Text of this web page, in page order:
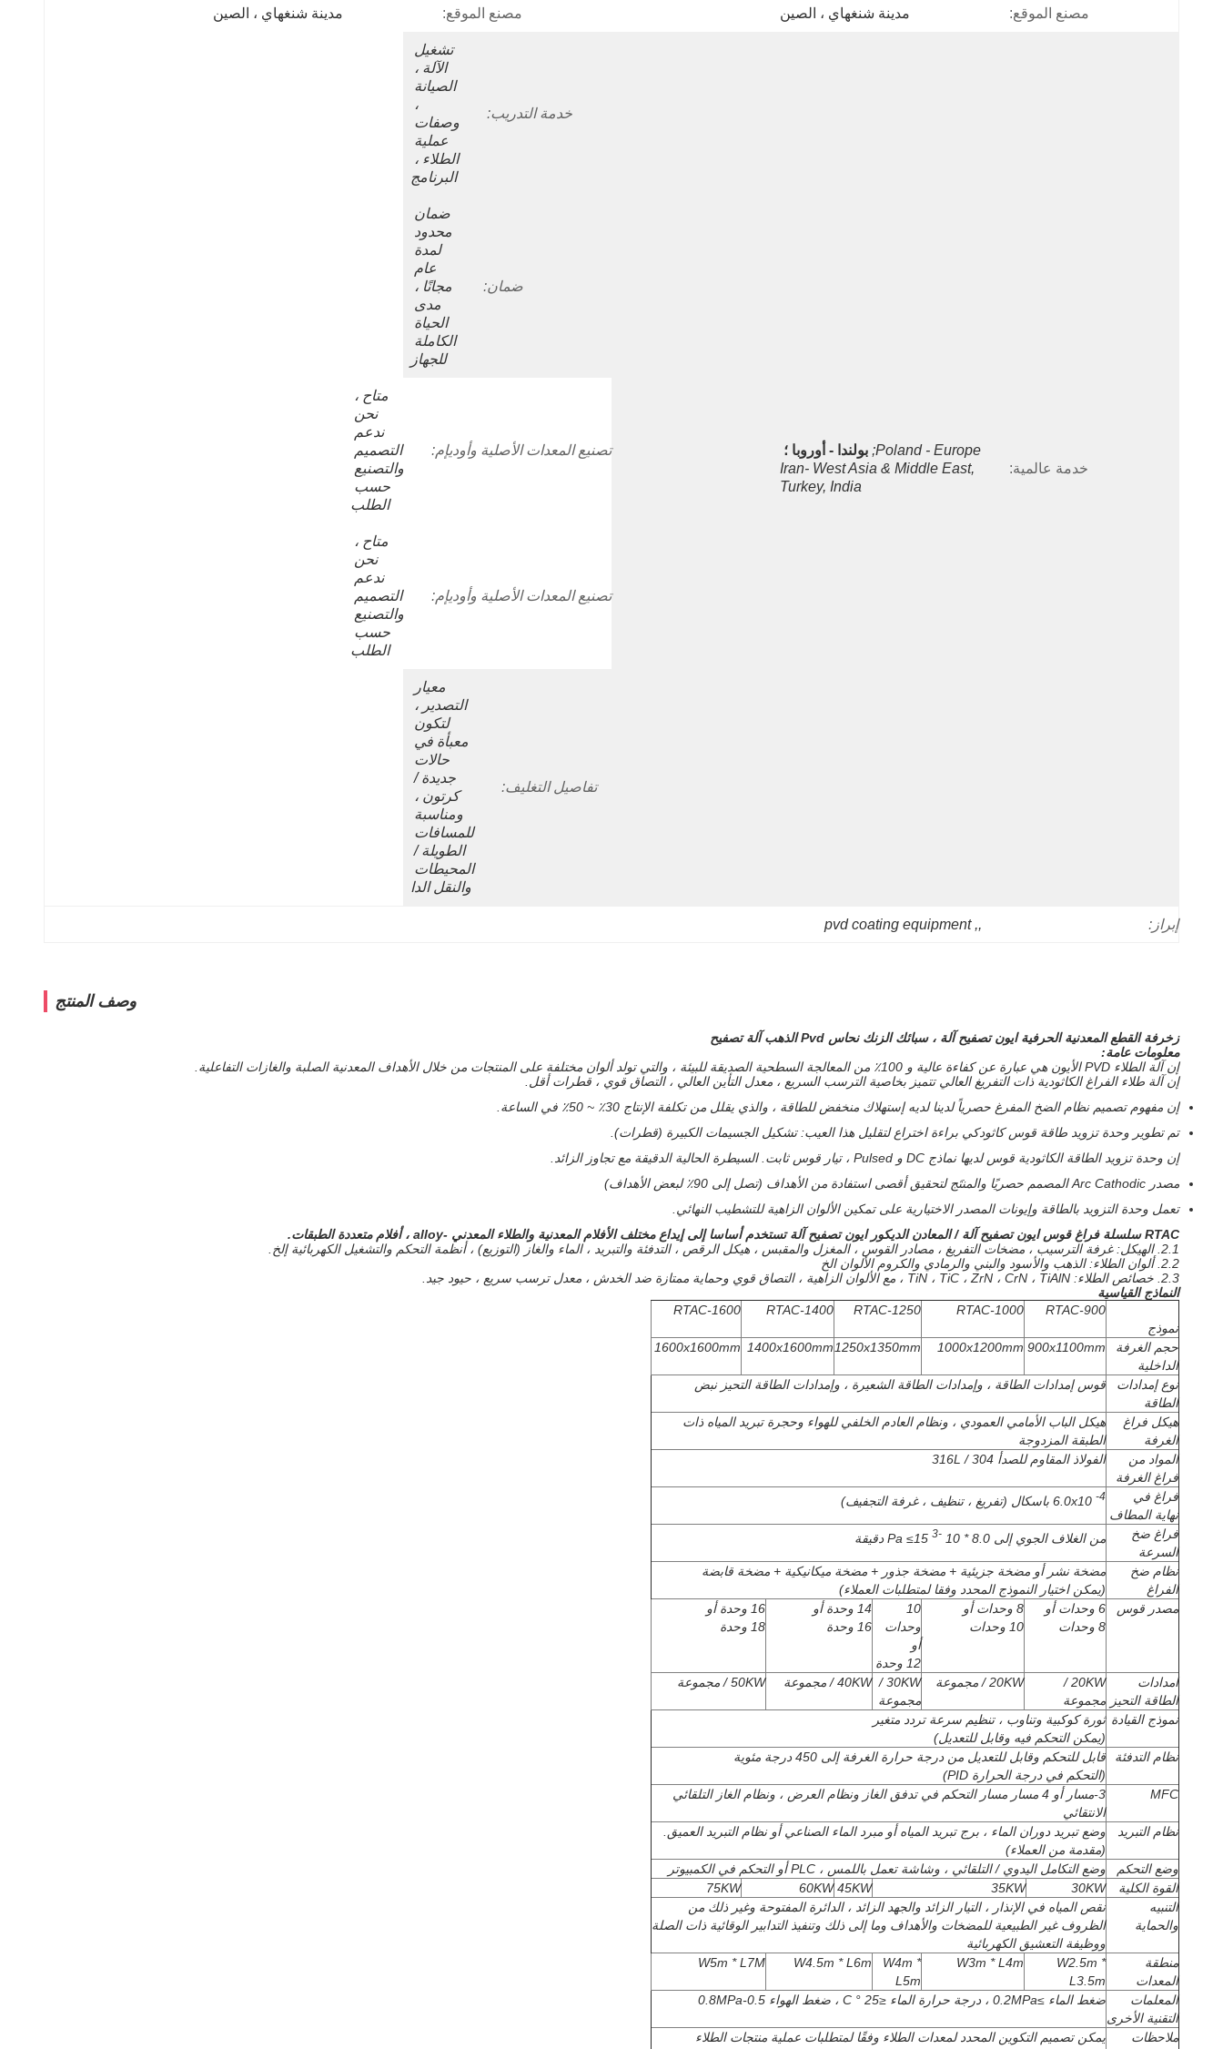
مصنع الموقع: مدينة شنغهاي ، الصين مصنع الموقع: مدينة شنغهاي ، الصين
خدمة عالمية:
Poland - Europe; بولندا - أوروبا ؛
Iran- West Asia & Middle East,
Turkey, India
خدمة التدريب:
البرنامج
ضمان:
للجهاز
تصنيع المعدات الأصلية وأوديإم:
الطلب
تصنيع المعدات الأصلية وأوديإم:
الطلب
تفاصيل التغليف:
جديدة /
الطويلة /
والنقل الدا
إبراز: ,
,
pvd coating equipment
وصف المنتج
زخرفة القطع المعدنية الحرفية ايون تصفيح آلة ، سبائك الزنك نحاس Pvd الذهب آلة تصفيح
معلومات عامة:
إن آلة الطلاء PVD الأيون هي عبارة عن كفاءة عالية و 100٪ من المعالجة السطحية الصديقة للبيئة ، والتي تولد ألوان مختلفة على المنتجات من خلال الأهداف المعدنية الصلبة والغازات التفاعلية.
إن آلة طلاء الفراغ الكاثودية ذات التفريغ العالي تتميز بخاصية الترسب السريع ، معدل التأين العالي ، التصاق قوي ، قطرات أقل.
إن مفهوم تصميم نظام الضخ المفرغ حصرياً لدينا لديه إستهلاك منخفض للطاقة ، والذي يقلل من تكلفة الإنتاج 30٪ ~ 50٪ في الساعة.
تم تطوير وحدة تزويد طاقة قوس كاثودكي براءة اختراع لتقليل هذا العيب: تشكيل الجسيمات الكبيرة (قطرات).
إن وحدة تزويد الطاقة الكاثودية قوس لديها نماذج DC و Pulsed ، تيار قوس ثابت. السيطرة الحالية الدقيقة مع تجاوز الزائد.
مصدر Arc Cathodic المصمم حصريًا والمنتَج لتحقيق أقصى استفادة من الأهداف (تصل إلى 90٪ لبعض الأهداف)
تعمل وحدة التزويد بالطاقة وإيونات المصدر الاختيارية على تمكين الألوان الزاهية للتشطيب النهائي.
RTAC سلسلة فراغ قوس ايون تصفيح آلة / المعادن الديكور ايون تصفيح آلة تستخدم أساسا إلى إيداع
مختلف الأفلام المعدنية والطلاء المعدني -alloy ، أفلام متعددة الطبقات.
2.1. الهيكل: غرفة الترسيب ، مضخات التفريغ ، مصادر القوس ، المغزل والمقبس ، هيكل الرقص ، التدفئة والتبريد ، الماء والغاز (التوزيع) ، أنظمة التحكم والتشغيل الكهربائية إلخ.
2.2. ألوان الطلاء: الذهب والأسود والبني والرمادي والكروم الألوان الخ
2.3. خصائص الطلاء: TiN ، TiC ، ZrN ، CrN ، TiAlN ، مع الألوان الزاهية ، التصاق قوي وحماية ممتازة ضد الخدش ، معدل ترسب سريع ، حيود جيد.
النماذج القياسية
نموذج
RTAC-900
RTAC-1000
RTAC-1250
RTAC-1400
RTAC-1600
حجم الغرفة
الداخلية
900x1100mm
1000x1200mm
1250x1350mm
1400x1600mm
1600x1600mm
نوع إمدادات
الطاقة
قوس إمدادات الطاقة ، وإمدادات الطاقة الشعيرة ، وإمدادات الطاقة التحيز نبض
هيكل فراغ
الغرفة
هيكل الباب الأمامي العمودي ، ونظام العادم الخلفي للهواء وحجرة تبريد المياه ذات
الطبقة المزدوجة
المواد من
فراغ الغرفة
الفولاذ المقاوم للصدأ 304 / 316L
فراغ في
نهاية المطاف
6.0x10 -4 باسكال (تفريغ ، تنظيف ، غرفة التجفيف)
فراغ ضخ
السرعة
من الغلاف الجوي إلى 8.0 * 10 -3
نظام ضخ
الفراغ
مضخة نشر أو مضخة جزيئية + مضخة جذور + مضخة ميكانيكية + مضخة قابضة
(يمكن اختيار النموذج المحدد وفقا لمتطلبات العملاء)
مصدر قوس
6 وحدات أو
8 وحدات
8 وحدات أو
10 وحدات
10
وحدات
أو
12 وحدة
14 وحدة أو
16 وحدة
16 وحدة أو
18 وحدة
امدادات
الطاقة التحيز
20KW /
مجموعة
20KW / مجموعة
30KW /
مجموعة
40KW / مجموعة 50KW / مجموعة
نموذج القيادة ثورة كوكبية وتناوب ، تنظيم سرعة تردد متغير
(يمكن التحكم فيه وقابل للتعديل)
نظام التدفئة
قابل للتحكم وقابل للتعديل من درجة حرارة الغرفة إلى 450 درجة مئوية
(التحكم في درجة الحرارة PID)
MFC
3-مسار أو 4 مسار مسار التحكم في تدفق الغاز ونظام العرض ، ونظام الغاز التلقائي
الانتقائي
نظام التبريد
وضع تبريد دوران الماء ، برج تبريد المياه أو مبرد الماء الصناعي أو نظام التبريد العميق.
(مقدمة من العملاء)
وضع التحكم
وضع التكامل اليدوي / التلقائي ، وشاشة تعمل باللمس ، PLC أو التحكم في الكمبيوتر
القوة الكلية
30KW
35KW
45KW
60KW
75KW
التنبيه
والحماية
نقص المياه في الإنذار ، التيار الزائد والجهد الزائد ، الدائرة المفتوحة وغير ذلك من
الظروف غير الطبيعية للمضخات والأهداف وما إلى ذلك وتنفيذ التدابير الوقائية ذات الصلة
ووظيفة التعشيق الكهربائية
منطقة
المعدات
W2.5m *
L3.5m
W3m * L4m
W4m *
L5m
W4.5m * L6m
W5m * L7M
المعلمات
التقنية الأخرى
ضغط الماء ≥0.2MPa ، درجة حرارة الماء ≤25 ° C ، ضغط الهواء 0.5-0.8MPa
ملاحظات يمكن تصميم التكوين المحدد لمعدات الطلاء وفقًا لمتطلبات عملية منتجات الطلاء